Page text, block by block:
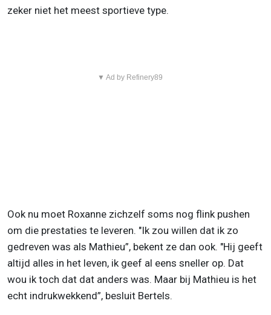
zeker niet het meest sportieve type.
▼ Ad by Refinery89
Ook nu moet Roxanne zichzelf soms nog flink pushen
om die prestaties te leveren. "Ik zou willen dat ik zo
gedreven was als Mathieu”, bekent ze dan ook. "Hij geeft
altijd alles in het leven, ik geef al eens sneller op. Dat
wou ik toch dat dat anders was. Maar bij Mathieu is het
echt indrukwekkend”, besluit Bertels.